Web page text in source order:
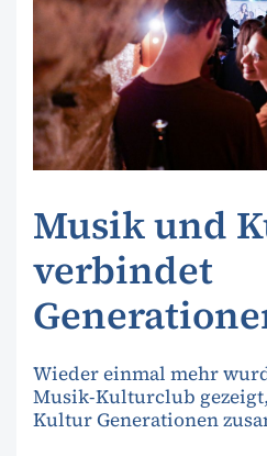
Musik und
verbindet
Wieder einmal mehr
Musik-Kulturclub
Kultur Generationen